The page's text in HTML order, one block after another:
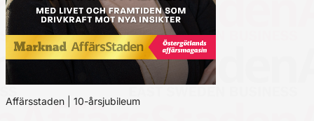
Affärsstaden | 10-årsjubileum